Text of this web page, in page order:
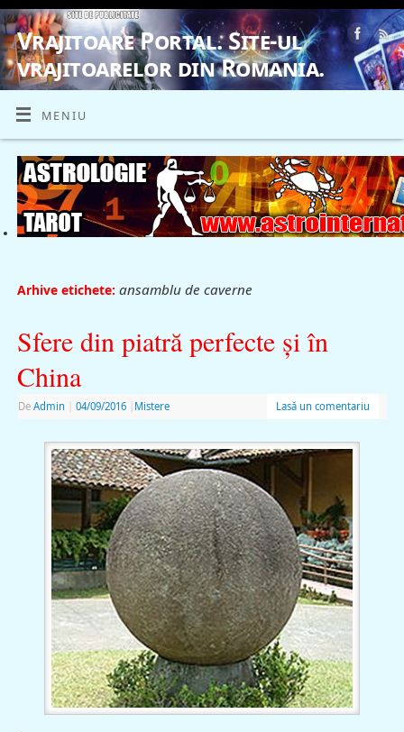
Vrajitoare Portal. Site-ul
vrajitoarelor din Romania.
VRAJITOARE, VRAJITOARELE, VRAJITOARE
MENIU
Arhive etichete: ansamblu de caverne
Sfere din piatră perfecte şi în
China
De Admin 04/09/2016 Mistere Lasă un comentariu